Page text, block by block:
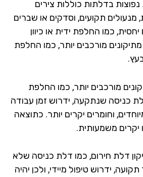
בדלתות כוללות צירים
תקועים, וסדקים או שברים
כמו החלפת ידית או כיוון
מורכבים יותר, כמו החלפת
מורכבים יותר, כמו החלפת
שנתקעה, ידרוש זמן עבודה
וחומרים יקרים יותר. כתוצאה
משמעותית.
חירום, כמו דלת כניסה שלא
טיפול מיידי, ולכן יהיה